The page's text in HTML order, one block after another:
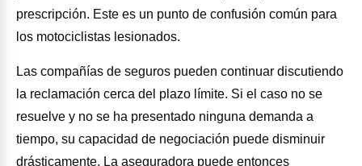
prescripción. Este es un punto de confusión común para
los motociclistas lesionados.
Las compañías de seguros pueden continuar discutiendo
la reclamación cerca del plazo límite. Si el caso no se
resuelve y no se ha presentado ninguna demanda a
tiempo, su capacidad de negociación puede disminuir
drásticamente. La aseguradora puede entonces